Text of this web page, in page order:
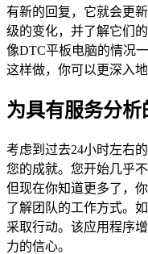
有新的回复，它就会更
级的变化，并了解它们
像DTC平板电脑的情况
这样做，你可以更深入
为具有服务分
考虑到过去24小时左右
您的成就。您开始几乎
但现在你知道更多了，
了解团队的工作方式。
采取行动。该应用程序
力的信心。